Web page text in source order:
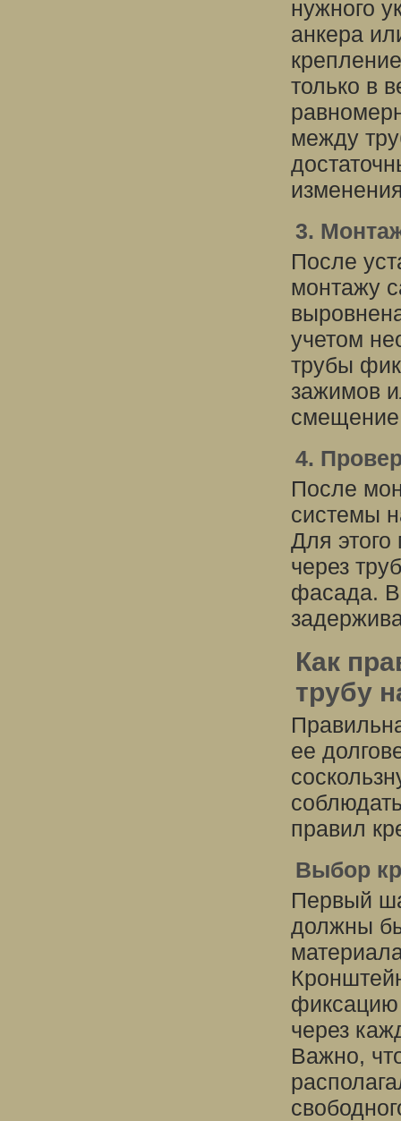
нужного
анкера
только в
между
3.
После
монтажу
учетом
трубы
зажимов
4.
После
системы
Для этого
через
фасада.
Как
трубу
ее
правил
Выбор
Первый
должны
фиксацию
через
Важно,